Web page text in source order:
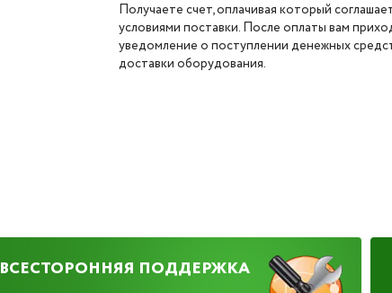
Получаете счет, оплачивая который
условиями поставки. После оплаты вам
уведомление о поступлении денежных
доставки оборудования.
ВСЕСТОРОННЯЯ ПОДДЕРЖКА